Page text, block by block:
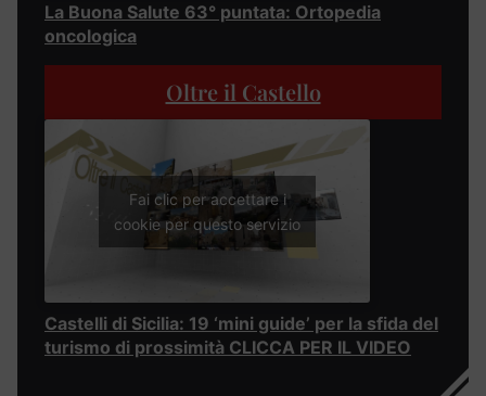
La Buona Salute 63° puntata: Ortopedia
oncologica
Oltre il Castello
Fai clic per accettare i
cookie per questo servizio
Castelli di Sicilia: 19 ‘mini guide’ per la sfida del
turismo di prossimità CLICCA PER IL VIDEO